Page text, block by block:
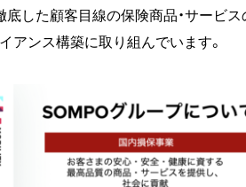
底した顧客目線の保険商品・サービ
アンス構築に取り組んでいます。